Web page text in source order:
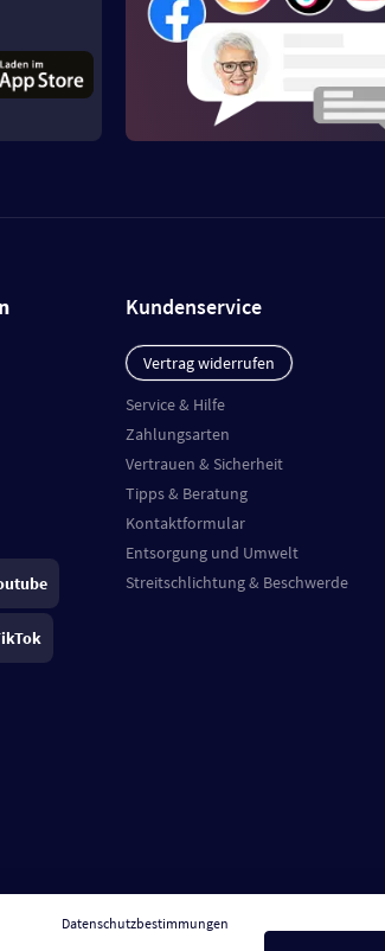
zzgl. 0,99 €
€. Lieferzeit3-
Kundenservice
Vertrag widerrufen
Service & Hilfe
Zahlungsarten
Vertrauen & Sicherheit
Tipps & Beratung
Kontaktformular
Entsorgung und Umwelt
Streitschlichtung & Beschwerde
Datenschutzbestimmungen